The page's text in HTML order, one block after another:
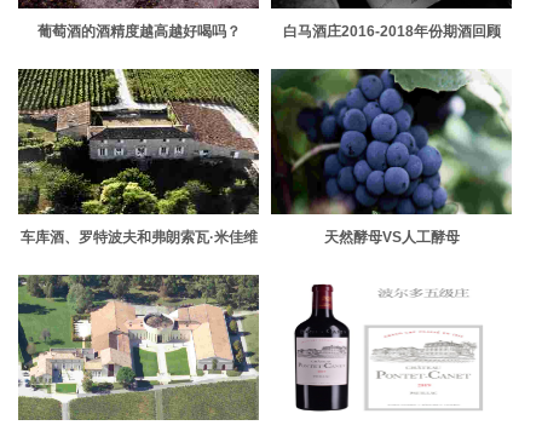
葡萄酒的酒精度越高越好喝吗？ 白马酒庄2016-2018年份期酒回顾
车库酒、罗特波夫和弗朗索瓦·米佳维
天然酵母VS人工酵母